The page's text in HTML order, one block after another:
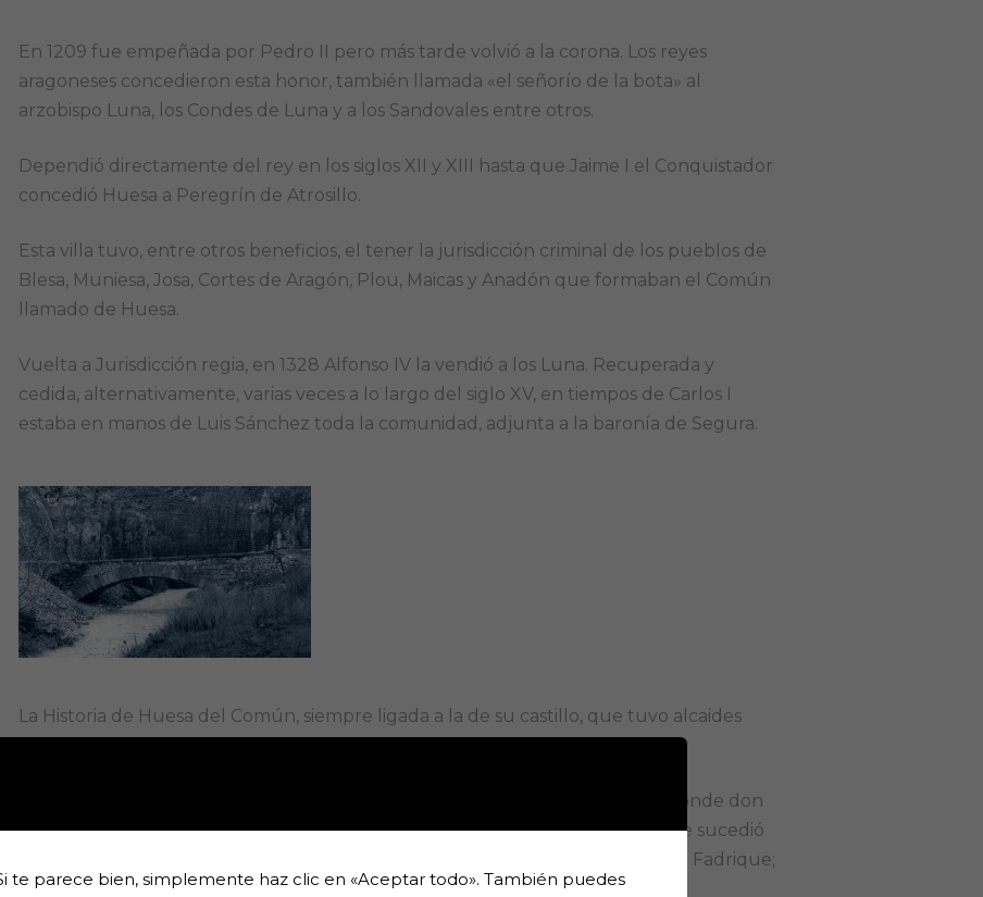
En 1209 fue empeñada por Pedro II pero más tarde volvió a la corona. Los reyes
aragoneses concedieron esta honor, también llamada «el señorío de la bota» al
arzobispo Luna, los Condes de Luna y a los Sandovales entre otros.
Dependió directamente del rey en los siglos XII y XIII hasta que Jaime I el Conquistador
concedió Huesa a Peregrín de Atrosillo.
Esta villa tuvo, entre otros beneficios, el tener la jurisdicción criminal de los pueblos de
Blesa, Muniesa, Josa, Cortes de Aragón, Plou, Maicas y Anadón que formaban el Común
llamado de Huesa.
Vuelta a Jurisdicción regia, en 1328 Alfonso IV la vendió a los Luna. Recuperada y
cedida, alternativamente, varias veces a lo largo del siglo XV, en tiempos de Carlos I
estaba en manos de Luis Sánchez toda la comunidad, adjunta a la baronía de Segura.
La Historia de Huesa del Común, siempre ligada a la de su castillo, que tuvo alcaides
Fernan López de Luna asaltó el castillo en 1411, por pretender la tutela del Conde don
Fadrique de Luna, niño aún, el alcaide Pedro Sesé asumió la defensa. A este le sucedió
Juan Sesé, quien entregó la fortaleza al Rey en 1430, por expatriación de don Fadrique;
pero los alcaides siguieron hasta 1702.
te parece bien, simplemente haz clic en «Aceptar todo». También puedes